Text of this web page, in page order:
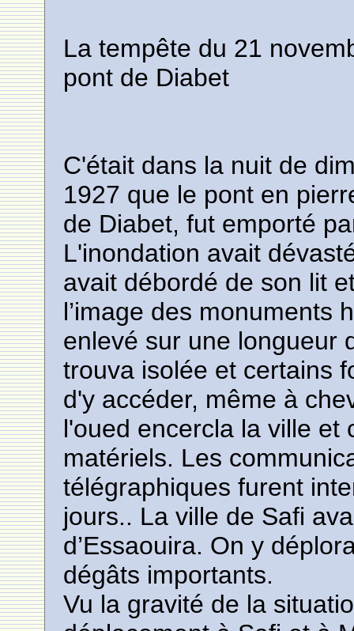
La tempête du 21
pont de Diabet
C'était dans la nuit de
1927 que le pont en
de Diabet, fut emporté
L'inondation avait
avait débordé de son lit
l’image des monuments
enlevé sur une longueur
trouva isolée et certains
d'y accéder, même à
l'oued encercla la ville et
matériels. Les
télégraphiques furent
jours.. La ville de Safi
d’Essaouira. On y
dégâts importants.
Vu la gravité de la